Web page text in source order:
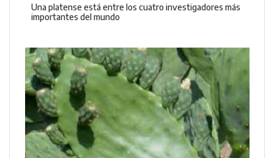
Una platense está entre los cuatro investigadores más
importantes del mundo